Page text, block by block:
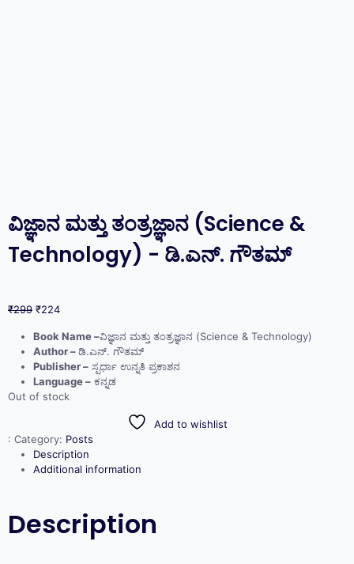
ವಿಜ್ಞಾನ ಮತ್ತು ತಂತ್ರಜ್ಞಾನ (Science &
Technology) -‌ ಡಿ.ಎನ್.‌ ಗೌತಮ್
₹299 ₹224
Book Name –ವಿಜ್ಞಾನ ಮತ್ತು ತಂತ್ರಜ್ಞಾನ (Science & Technology)
Author –ಡಿ.ಎನ್.‌ ಗೌತಮ್
Publisher – ಸ್ಪರ್ಧಾ ಉನ್ನತಿ ಪ್ರಕಾಶನ
Language – ಕನ್ನಡ
Out of stock
Add to wishlist
: Category: Posts
Description
Additional information
Description